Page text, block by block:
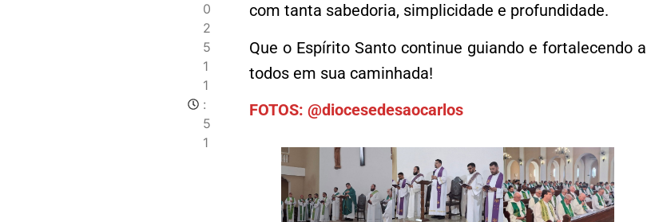
0
2
5
1
1
:
5
1
com tanta sabedoria, simplicidade e profundidade.
Que o Espírito Santo continue guiando e fortalecendo a
todos em sua caminhada!
FOTOS: @diocesedesaocarlos